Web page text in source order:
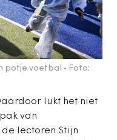
potje voetbal - Foto:
lukt het niet
van
lectoren Stijn